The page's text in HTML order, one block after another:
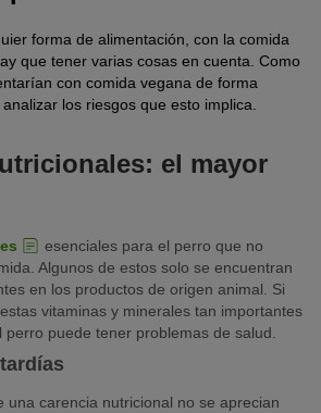
forma de alimentación, con la comida
que tener varias cosas en cuenta. Como
con comida vegana de forma
los riesgos que esto implica.
el mayor
esenciales para el perro que no
Algunos de estos solo se encuentran
en los productos de origen animal. Si
vitaminas y minerales tan importantes
puede tener problemas de salud.
una carencia nutricional no se aprecian